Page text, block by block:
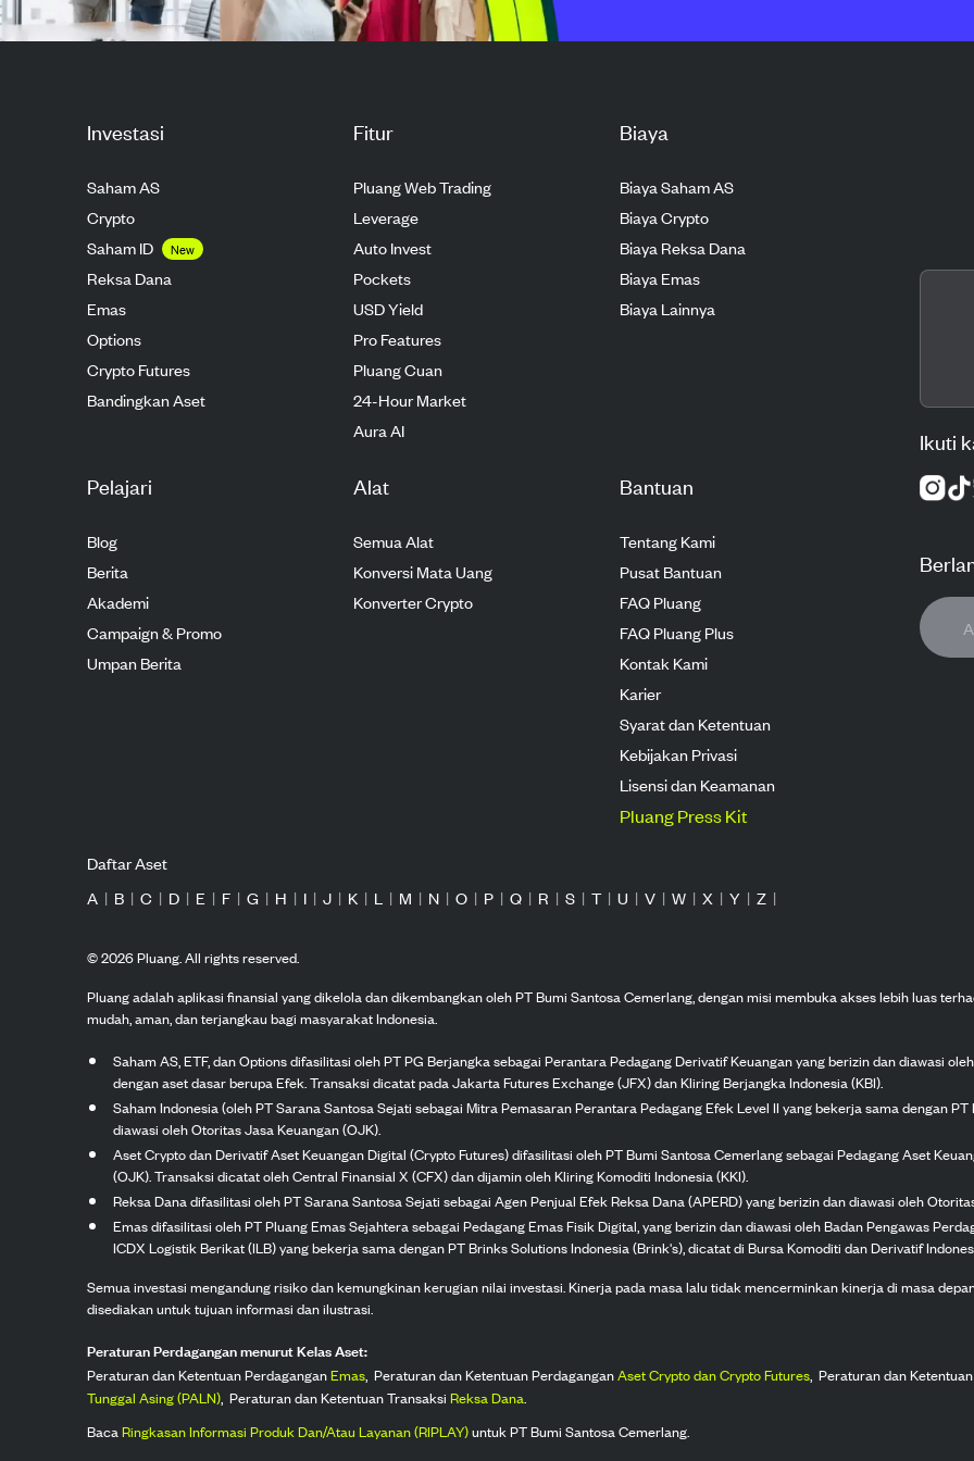
Investasi
Saham AS
Crypto
Saham ID
New
Reksa Dana
Emas
Options
Crypto Futures
Bandingkan Aset
Fitur
Pluang Web Trading
Leverage
Auto Invest
Pockets
USD Yield
Pro Features
Pluang Cuan
24-Hour Market
Aura AI
Biaya
Biaya Saham AS
Biaya Crypto
Biaya Reksa Dana
Biaya Emas
Biaya Lainnya
Pelajari
Blog
Berita
Akademi
Campaign & Promo
Umpan Berita
Alat
Semua Alat
Konversi Mata Uang
Konverter Crypto
Bantuan
Tentang Kami
Pusat Bantuan
FAQ Pluang
FAQ Pluang Plus
Kontak Kami
Karier
Syarat dan Ketentuan
Kebijakan Privasi
Lisensi dan Keamanan
Pluang Press Kit
Ikuti
Daftar Aset
A | B | C | D | E | F | G | H | I | J | K | L | M | N | O | P | Q | R | S | T | U | V | W | X | Y | Z |
©2026Pluang. All rights reserved.
Pluang adalah aplikasi finansial yang dikelola dan dikembangkan oleh PT Bumi Santosa Cemerlang, dengan misi membuka akses lebih luas
mudah, aman, dan terjangkau bagi masyarakat Indonesia.
Saham AS, ETF, dan Options difasilitasi oleh PT PG Berjangka sebagai Perantara Pedagang Derivatif Keuangan yang berizin dan diawasi
dengan aset dasar berupa Efek. Transaksi dicatat pada Jakarta Futures Exchange (JFX) dan Kliring Berjangka Indonesia (KBI).
Saham Indonesia (oleh PT Sarana Santosa Sejati sebagai Mitra Pemasaran Perantara Pedagang Efek Level II yang bekerja sama dengan
diawasi oleh Otoritas Jasa Keuangan (OJK).
Aset Crypto dan Derivatif Aset Keuangan Digital (Crypto Futures) difasilitasi oleh PT Bumi Santosa Cemerlang sebagai Pedagang Aset
(OJK). Transaksi dicatat oleh Central Finansial X (CFX) dan dijamin oleh Kliring Komoditi Indonesia (KKI).
Reksa Dana difasilitasi oleh PT Sarana Santosa Sejati sebagai Agen Penjual Efek Reksa Dana (APERD) yang berizin dan diawasi oleh
Emas difasilitasi oleh PT Pluang Emas Sejahtera sebagai Pedagang Emas Fisik Digital, yang berizin dan diawasi oleh Badan Pengawas
ICDX Logistik Berikat (ILB) yang bekerja sama dengan PT Brinks Solutions Indonesia (Brink's), dicatat di Bursa Komoditi dan Derivatif
Semua investasi mengandung risiko dan kemungkinan kerugian nilai investasi. Kinerja pada masa lalu tidak mencerminkan kinerja di masa
disediakan untuk tujuan informasi dan ilustrasi.
Peraturan Perdagangan menurut Kelas Aset:
Peraturan dan Ketentuan PerdaganganEmas, Peraturan dan Ketentuan PerdaganganAset Crypto dan Crypto Futures, Peraturan dan
Tunggal Asing (PALN), Peraturan dan Ketentuan Transaksi Reksa Dana.
BacaRingkasan Informasi Produk Dan/Atau Layanan (RIPLAY)untuk PT Bumi Santosa Cemerlang.